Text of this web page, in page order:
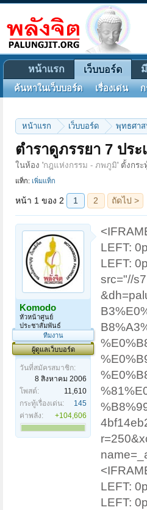
หน้าแรก เว็บบอร์ด พุทธศาส
ตำราดูภรรยา 7 ปร
ในห้อง 'กฎแห่งกรรม - ภพภูมิ' ตั้งกระ
แท็ก: เพิ่มแท็ก
หน้า 1 ของ 2
Komodo
หัวหน้าศูนย์
ประชาสัมพันธ์
ทีมงาน
ผู้ดูแลเว็บบอร์ด
วันที่สมัครสมาชิก:
8 สิงหาคม 2006
โพสต์:
11,610
กระทู้เรื่องเด่น:
145
ค่าพลัง:
+104,606
LEFT:
LEFT:
src="//
LEFT:
LEFT:
หน้าแรก เว็บบอร์ด
ค้นหาในเว็บบอร์ด เรื่องเด่น